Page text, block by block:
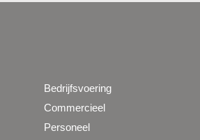
Bedrijfsvoering
Commercieel
Personeel